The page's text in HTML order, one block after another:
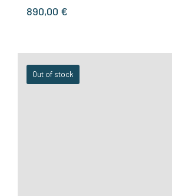
890,00 €
Out of stock